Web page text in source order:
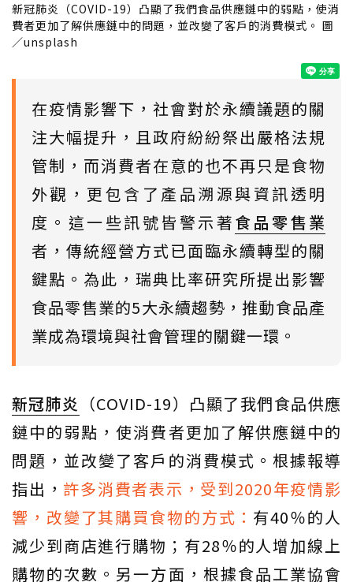
新冠肺炎（COVID-19）凸顯了我們食品供應鏈中的弱點，使消
費者更加了解供應鏈中的問題，並改變了客戶的消費模式。 圖
／unsplash
在疫情影響下，社會對於永續議題的關
注大幅提升，且政府紛紛祭出嚴格法規
管制，而消費者在意的也不再只是食物
外觀，更包含了產品溯源與資訊透明
度。這一些訊號皆警示著食品零售業
者，傳統經營方式已面臨永續轉型的關
鍵點。為此，瑞典比率研究所提出影響
食品零售業的5大永續趨勢，推動食品產
業成為環境與社會管理的關鍵一環。
新冠肺炎 （COVID-19）凸顯了我們食品供應
鏈中的弱點，使消費者更加了解供應鏈中的
問題，並改變了客戶的消費模式。根據報導
指出， 許多消費者表示，受到2020年疫情影
響，改變了其購買食物的方式： 有40％的人
減少到商店進行購物；有28％的人增加線上
購物的次數。另一方面，根據食品工業協會